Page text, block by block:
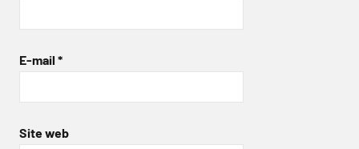
E-mail *
Site web